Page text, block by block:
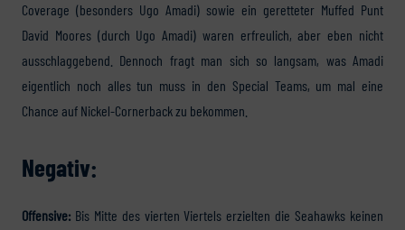
Coverage (besonders Ugo Amadi) sowie ein geretteter Muffed Punt
David Moores (durch Ugo Amadi) waren erfreulich, aber eben nicht
ausschlaggebend. Dennoch fragt man sich so langsam, was Amadi
eigentlich noch alles tun muss in den Special Teams, um mal eine
Chance auf Nickel-Cornerback zu bekommen.
Negativ:
Offensive: Bis Mitte des vierten Viertels erzielten die Seahawks keinen